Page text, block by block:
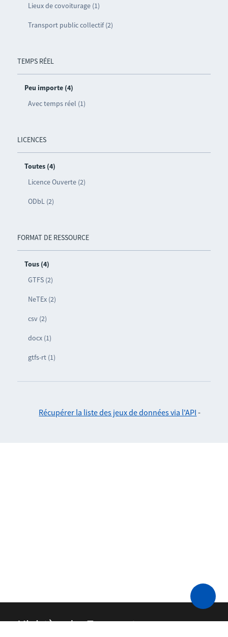
Lieux de covoiturage (1)
Transport public collectif (2)
TEMPS RÉEL
Peu importe (4)
Avec temps réel (1)
LICENCES
Toutes (4)
Licence Ouverte (2)
ODbL (2)
FORMAT DE RESSOURCE
Tous (4)
GTFS (2)
NeTEx (2)
csv (2)
docx (1)
gtfs-rt (1)
Récupérer la liste des jeux de données via l'API -
Ministère des Transports